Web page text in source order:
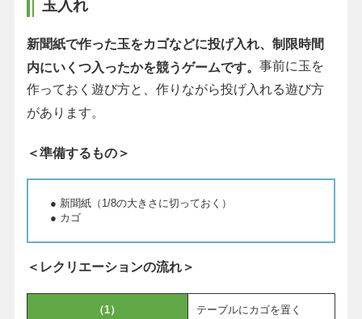
玉入れ
新聞紙で作った玉をカゴなどに投げ入れ、制限時間
内にいくつ入ったかを競うゲームです。 事前に玉を
作っておく遊び方と、作りながら投げ入れる遊び方
があります。
＜準備するもの＞
● 新聞紙（1/8の大きさに切っておく）
● カゴ
＜レクリエーションの流れ＞
（1） テーブルにカゴを置く